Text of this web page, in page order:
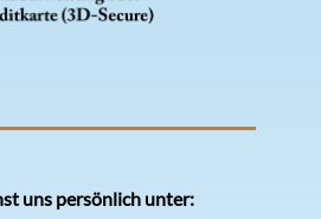
uns persönlich unter: